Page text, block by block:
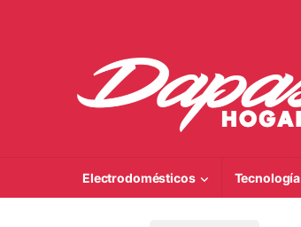
Electrodomésticos Tecnología